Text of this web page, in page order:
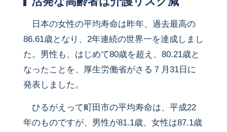
日本の女性の平均寿命は昨年、過去最高の
86.61歳となり、2年連続の世界一を達成しまし
た。男性も、はじめて80歳を超え、80.21歳と
なったことを、厚生労働省がさる７月31日に
発表しました。
ひるがえって町田市の平均寿命は、平成22
年のものですが、男性が81.1歳、女性は87.1歳